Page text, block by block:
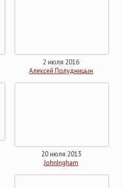
2 июля 2016
Алексей Полудницын
20 июля 2013
JohnIngham